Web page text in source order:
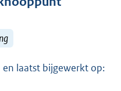
en laatst bijgewerkt op: